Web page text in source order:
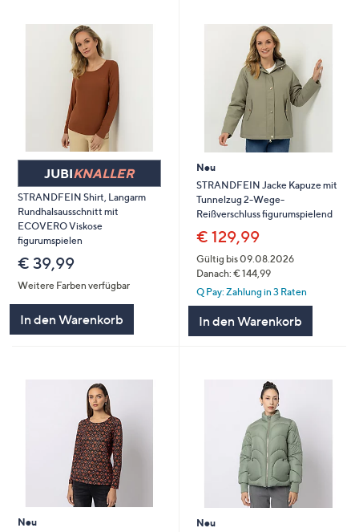
JUBIKNALLER
STRANDFEIN Shirt, Langarm
Rundhalsausschnitt mit
ECOVERO Viskose
figurumspielen
€ 39,99
Weitere Farben verfügbar
In den Warenkorb
Neu
STRANDFEIN Jacke Kapuze mit
Tunnelzug 2-Wege-
Reißverschluss figurumspielend
€ 129,99
Gültig bis 09.08.2026
Danach: € 144,99
Q Pay: Zahlung in 3 Raten
In den Warenkorb
Neu
Neu